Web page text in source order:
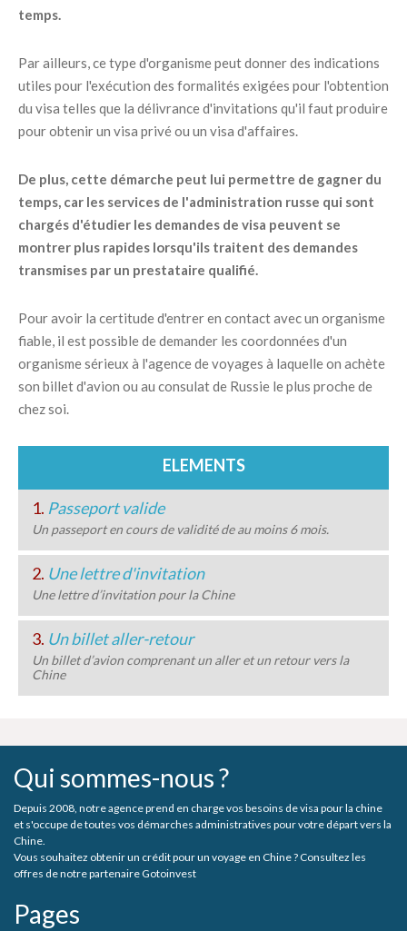
temps.
Par ailleurs, ce type d'organisme peut donner des indications
utiles pour l'exécution des formalités exigées pour l'obtention
du visa telles que la délivrance d'invitations qu'il faut produire
pour obtenir un visa privé ou un visa d'affaires.
De plus, cette démarche peut lui permettre de gagner du
temps, car les services de l'administration russe qui sont
chargés d'étudier les demandes de visa peuvent se
montrer plus rapides lorsqu'ils traitent des demandes
transmises par un prestataire qualifié.
Pour avoir la certitude d'entrer en contact avec un organisme
fiable, il est possible de demander les coordonnées d'un
organisme sérieux à l'agence de voyages à laquelle on achète
son billet d'avion ou au consulat de Russie le plus proche de
chez soi.
ELEMENTS
1. Passeport valide
Un passeport en cours de validité de au moins 6 mois.
2. Une lettre d'invitation
Une lettre d’invitation pour la Chine
3. Un billet aller-retour
Un billet d’avion comprenant un aller et un retour vers la
Chine
Qui sommes-nous ?
Depuis 2008, notre agence prend en charge vos besoins de visa pour la chine
et s'occupe de toutes vos démarches administratives pour votre départ vers la
Chine.
Vous souhaitez obtenir un crédit pour un voyage en Chine ? Consultez les
offres de notre partenaire Gotoinvest
Pages